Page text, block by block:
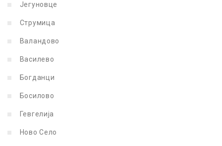
Јегуновце
Струмица
Валандово
Василево
Богданци
Босилово
Гевгелија
Ново Село